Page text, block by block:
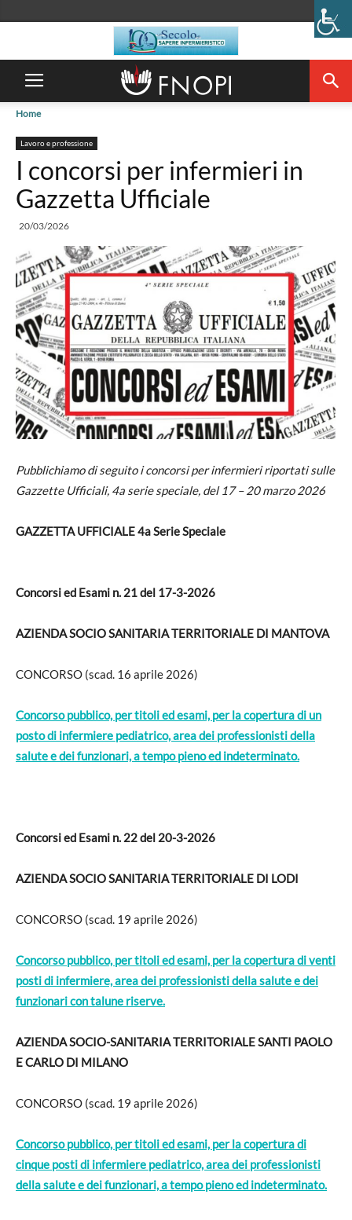
Home
Lavoro e professione
I concorsi per infermieri in
Gazzetta Ufficiale
20/03/2026
Pubblichiamo di seguito i concorsi per infermieri riportati sulle
Gazzette Ufficiali, 4a serie speciale, del 17 – 20 marzo 2026
GAZZETTA UFFICIALE 4a Serie Speciale
Concorsi ed Esami n. 21 del 17-3-2026
AZIENDA SOCIO SANITARIA TERRITORIALE DI MANTOVA
CONCORSO (scad. 16 aprile 2026)
Concorso pubblico, per titoli ed esami, per la copertura di un
posto di infermiere pediatrico, area dei professionisti della
salute e dei funzionari, a tempo pieno ed indeterminato.
Concorsi ed Esami n. 22 del 20-3-2026
AZIENDA SOCIO SANITARIA TERRITORIALE DI LODI
CONCORSO (scad. 19 aprile 2026)
Concorso pubblico, per titoli ed esami, per la copertura di venti
posti di infermiere, area dei professionisti della salute e dei
funzionari con talune riserve.
AZIENDA SOCIO-SANITARIA TERRITORIALE SANTI PAOLO
E CARLO DI MILANO
CONCORSO (scad. 19 aprile 2026)
Concorso pubblico, per titoli ed esami, per la copertura di
cinque posti di infermiere pediatrico, area dei professionisti
della salute e dei funzionari, a tempo pieno ed indeterminato.